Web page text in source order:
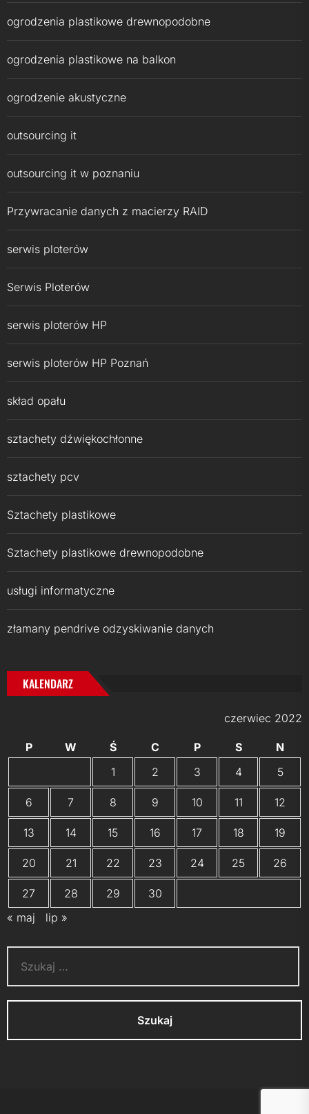
ogrodzenia plastikowe drewnopodobne
ogrodzenia plastikowe na balkon
ogrodzenie akustyczne
outsourcing it
outsourcing it w poznaniu
Przywracanie danych z macierzy RAID
serwis ploterów
Serwis Ploterów
serwis ploterów HP
serwis ploterów HP Poznań
skład opału
sztachety dźwiękochłonne
sztachety pcv
Sztachety plastikowe
Sztachety plastikowe drewnopodobne
usługi informatyczne
złamany pendrive odzyskiwanie danych
KALENDARZ
czerwiec 2022
P W Ś C P S
N
1
2 3 4 5
6 7 8 9 10 11 12
13 14 15 16 17 18 19
20 21 22 23 24 25 26
27 28 29
30
« maj
lip »